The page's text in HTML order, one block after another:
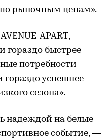
рыночным ценам».
APART,
гораздо быстрее
потребности
успешнее
сезона».
надеждой на белые
событие, —